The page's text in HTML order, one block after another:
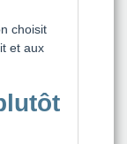
choisit
et aux